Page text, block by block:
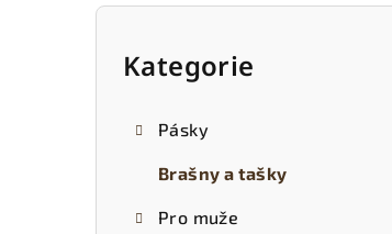
P
Přeskočit
kategorie
Kategorie
Pásky
Brašny a tašky
Pro muže